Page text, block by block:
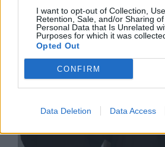
I want to opt-out of Collection, Use,
Retention, Sale, and/or Sharing
Personal Data that Is Unrelated
Purposes for which it was
Opted Out
CONFIRM
Data Deletion Data Access